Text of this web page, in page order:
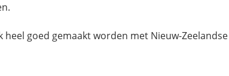
goed gemaakt worden met Nieuw-Zeelandse